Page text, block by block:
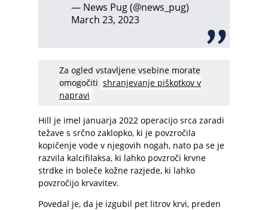
— News Pug (@news_pug)
March 23, 2023
Za ogled vstavljene vsebine morate
omogočiti shranjevanje piškotkov v
napravi
Hill je imel januarja 2022 operacijo srca zaradi
težave s srčno zaklopko, ki je povzročila
kopičenje vode v njegovih nogah, nato pa se je
razvila kalcifilaksa, ki lahko povzroči krvne
strdke in boleče kožne razjede, ki lahko
povzročijo krvavitev.
Povedal je, da je izgubil pet litrov krvi, preden